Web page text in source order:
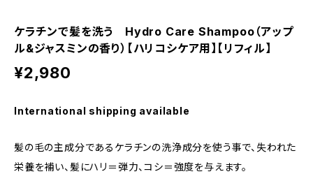
ケラチンで髪を洗う Hydro Care Shampoo（アップ
ル&ジャスミンの香り）【ハリコシケア用】【リフィル】
¥2,980
International shipping available
髪の毛の主成分であるケラチンの洗浄成分を使う事で、失われた
栄養を補い、髪にハリ＝弾力、コシ＝強度を与えます。